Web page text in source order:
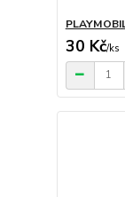
30 Kč/ks